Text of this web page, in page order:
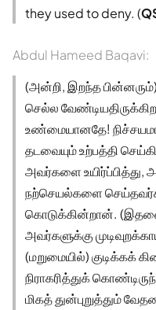
they used to deny. (
Abdul Hameed Baqavi:
(அன்றி, இறந்த
செல்ல
உண்மையானதே!
தடவையும் உற்பத்தி
அவர்களை
நற்செயல்களை
கொடுக்கின்றான்.
அவர்களுக்கு
(மறுமையில்) குடிக்கக்
நிராகரித்துக்
மிகத் துன்புறுத்தும்